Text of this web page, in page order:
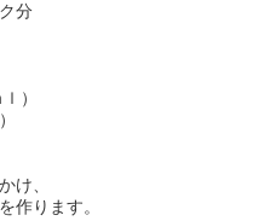
分
）
け、
作ります。